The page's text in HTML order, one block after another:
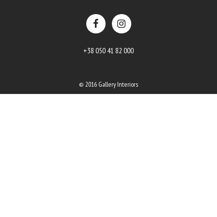
+38 050 41 82 000
© 2016 Gallery Interiors